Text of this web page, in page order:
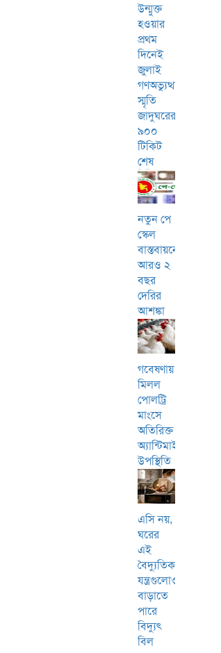
উন্মুক্ত
হওয়ার
প্রথম
দিনেই
জুলাই
গণঅভ্যুত্থান
স্মৃতি
জাদুঘরের
৯০০
টিকিট
শেষ
নতুন পে
স্কেল
বাস্তবায়নে
আরও ২
বছর
দেরির
আশঙ্কা
গবেষণায়
মিলল
পোলট্রি
মাংসে
অতিরিক্ত
অ্যান্টিমাইক্রোবিয়ালের
উপস্থিতি
এসি নয়,
ঘরের
এই
বৈদ্যুতিক
যন্ত্রগুলোও
বাড়াতে
পারে
বিদ্যুৎ
বিল